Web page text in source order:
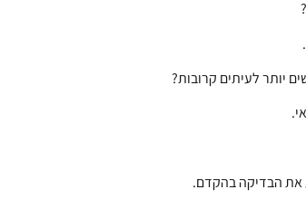
את הבדיקה בהקדם.